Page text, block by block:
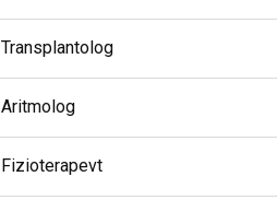
Transplantolog
Aritmolog
Fizioterapevt